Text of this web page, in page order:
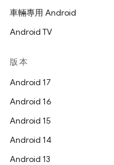
車輛專用 Android
Android TV
版本
Android 17
Android 16
Android 15
Android 14
Android 13